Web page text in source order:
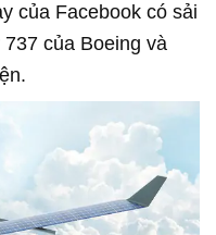
của Facebook có sải
của Boeing và